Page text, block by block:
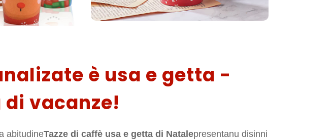
è usa e getta -
vacanze!
abitudineTazze di caffè usa e getta di Natalepresentanu disinni